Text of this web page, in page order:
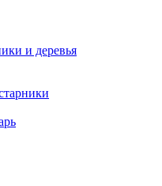
и деревья